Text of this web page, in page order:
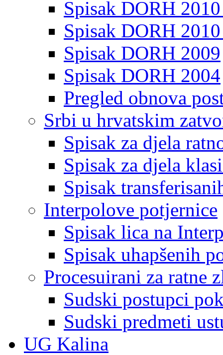
Spisak DORH
Spisak DORH
Spisak DORH 2009
Spisak DORH 2004
Pregled obnova
Srbi u hrvatskim
Spisak za djela
Spisak za djela
Spisak
Interpolove potjernice
Spisak lica na
Spisak uhapšenih
Procesuirani za ratne
Sudski postupci
Sudski predmeti
UG Kalina